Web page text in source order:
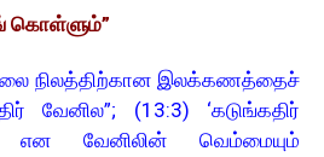
கொள்ளும்”
நிலத்திற்கான இலக்கணத்தைச்
வேனில”; (13:3) ‘கடுங்கதிர்
என வேனிலின் வெம்மையும்